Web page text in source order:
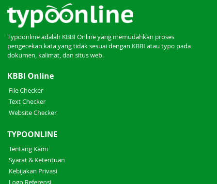
Typoonline adalah KBBI Online yang memudahkan proses
pengecekan kata yang tidak sesuai dengan KBBI atau typo pada
dokumen, kalimat, dan situs web.
KBBI Online
File Checker
Text Checker
Website Checker
TYPOONLINE
Tentang Kami
Syarat & Ketentuan
Kebijakan Privasi
Logo Referensi